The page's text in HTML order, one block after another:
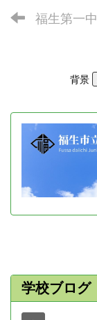
福生第一
背景
学校ブログ